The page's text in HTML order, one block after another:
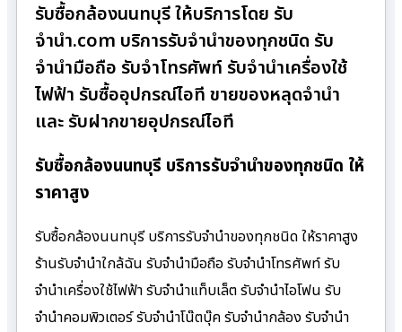
รับซื้อกล้องนนทบุรี ให้บริการโดย รับ
จํานํา.com บริการรับจำนำของทุกชนิด รับ
จำนำมือถือ รับจำโทรศัพท์ รับจำนำเครื่องใช้
ไฟฟ้า รับซื้ออุปกรณ์ไอที ขายของหลุดจำนำ
และ รับฝากขายอุปกรณ์ไอที
รับซื้อกล้องนนทบุรี บริการรับจำนำของทุกชนิด ให้
ราคาสูง
รับซื้อกล้องนนทบุรี บริการรับจำนำของทุกชนิด ให้ราคาสูง
ร้านรับจํานําใกล้ฉัน รับจำนำมือถือ รับจำนำโทรศัพท์ รับ
จำนำเครื่องใช้ไฟฟ้า รับจำนำแท็บเล็ต รับจำนำไอโฟน รับ
จำนำคอมพิวเตอร์ รับจำนำโน๊ตบุ๊ค รับจำนำกล้อง รับจำนำ